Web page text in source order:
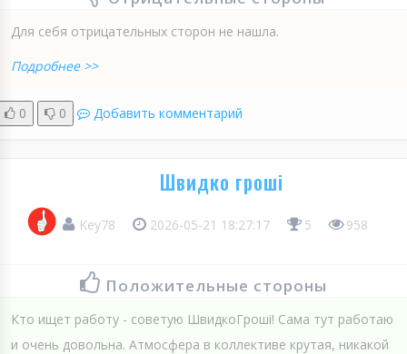
Для себя отрицательных сторон не нашла.
Подробнее >>
0 0 Добавить комментарий
Швидко гроші
Key78 2026-05-21 18:27:17 5 958
Положительные стороны
Кто ищет работу - советую ШвидкоГроші! Сама тут работаю
и очень довольна. Атмосфера в коллективе крутая, никакой